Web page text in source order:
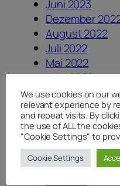
Juni 2023
Dezember
August 2022
Juli 2022
Mai 2022
April 2022
März 2022
Februar 2022
September
August 2021
Juli 2021
Juni 2021
We use cookies on our
relevant experience by
and repeat visits. By
the use of ALL the
"Cookie Settings" to
Cookie Settings